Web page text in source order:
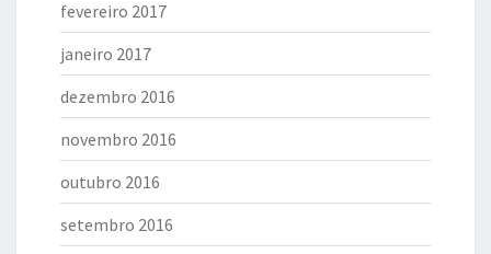
fevereiro 2017
janeiro 2017
dezembro 2016
novembro 2016
outubro 2016
setembro 2016